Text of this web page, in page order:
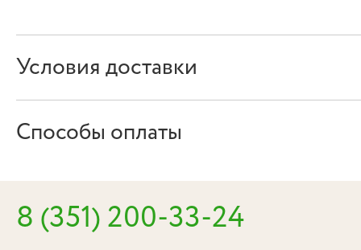
Условия доставки
Способы оплаты
8 (351) 200-33-24